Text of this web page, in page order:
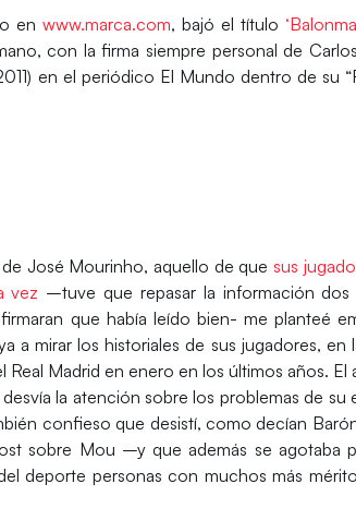
enwww.marca.com, bajó el título
con la firma siempre personal de
en el periódico El Mundo dentro de su
José Mourinho, aquello de que sus
vez –tuve que repasar la información dos
que había leído bien- me planteé
a mirar los historiales de sus jugadores, en
Madrid en enero en los últimos años. El
la atención sobre los problemas de su
confieso que desistí, como decían
sobre Mou –y que además se agotaba
deporte personas con muchos más